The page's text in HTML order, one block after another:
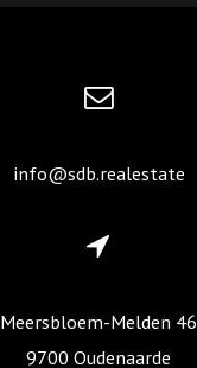
info@sdb.realestate
Meersbloem-Melden 46
9700 Oudenaarde